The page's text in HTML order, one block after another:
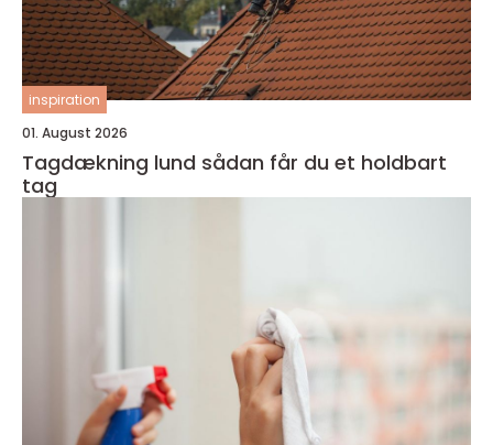
inspiration
01. August 2026
Tagdækning lund sådan får du et holdbart
tag